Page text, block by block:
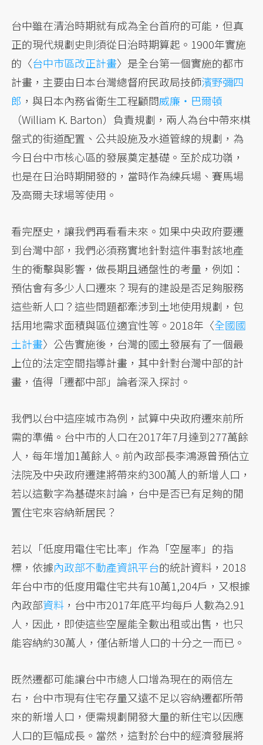
台中雖在清治時期就有成為全台首府的可能，但真
正的現代規劃史則須從日治時期算起。1900年實施
的〈台中市區改正計畫〉是全台第一個實施的都市
計畫，主要由日本台灣總督府民政局技師濱野彌四
郎 ，與日本內務省衛生工程顧問威廉・巴爾頓
（William K. Barton）負責規劃，兩人為台中帶來棋
盤式的街道配置、公共設施及水道管線的規劃，為
今日台中市核心區的發展奠定基礎。至於成功嶺，
也是在日治時期開發的，當時作為練兵場、賽馬場
及高爾夫球場等使用。
看完歷史，讓我們再看看未來。如果中央政府要遷
到台灣中部，我們必須務實地針對這件事對該地產
生的衝擊與影響，做長期且通盤性的考量，例如：
預估會有多少人口遷來？現有的建設是否足夠服務
這些新人口？這些問題都牽涉到土地使用規劃，包
括用地需求面積與區位適宜性等。2018年〈全國國
土計畫〉公告實施後，台灣的國土發展有了一個最
上位的法定空間指導計畫，其中針對台灣中部的計
畫，值得「遷都中部」論者深入探討。
我們以台中這座城市為例，試算中央政府遷來前所
需的準備。台中市的人口在2017年7月達到277萬餘
人，每年增加1萬餘人。前內政部長李鴻源曾預估立
法院及中央政府遷建將帶來約300萬人的新增人口，
若以這數字為基礎來討論，台中是否已有足夠的閒
置住宅來容納新居民？
若以「低度用電住宅比率」作為「空屋率」的指
標，依據內政部不動產資訊平台的統計資料，2018
年台中市的低度用電住宅共有10萬1,204戶，又根據
內政部資料 ，台中市2017年底平均每戶人數為2.91
人，因此，即使這些空屋能全數出租或出售，也只
能容納約30萬人，僅佔新增人口的十分之一而已。
既然遷都可能讓台中市總人口增為現在的兩倍左
右，台中市現有住宅存量又遠不足以容納遷都所帶
來的新增人口，便需規劃開發大量的新住宅以因應
人口的巨幅成長。當然，這對於台中的經濟發展將